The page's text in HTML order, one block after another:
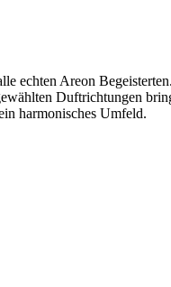
echten Areon
Duftrichtungen
harmonisches Umfeld.